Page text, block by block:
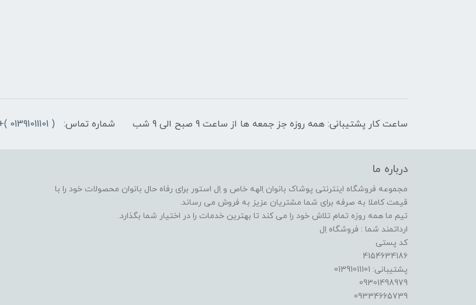
ساعت کار پشتیبانی: همه روزه جز جمعه ها از ساعت 9 صبح الی 9 شب شماره تماس: ( 01391011101 )+( 09334665739 )+( 09301498979)
درباره ما
مجموعه فروشگاه اینترنتی پوشاک بانوان اِلهه خاص و اِل استور برای رفاه حال بانوان محصولات خود را با
قیمت کاملا به صرفه برای شما مشتریان عزیز به فروش می رساند.
تیم ما همه روزه تمام تلاش خود را می کند تا بهترین خدمات را در اختیار شما بگذارد.
ارداتمند شما : فروشگاه اِل
کد پستی
4154634186
پشتیبانی: 01391011101
09301498979
09334665739